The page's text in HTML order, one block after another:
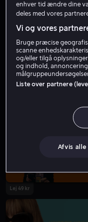
Lej 49 kr
enhver tid ændre dine
deles med vores
Vi og vores
Bruge præcise
scanne
og/eller tilgå
og indhold,
Liste over partnere
Afvis alle